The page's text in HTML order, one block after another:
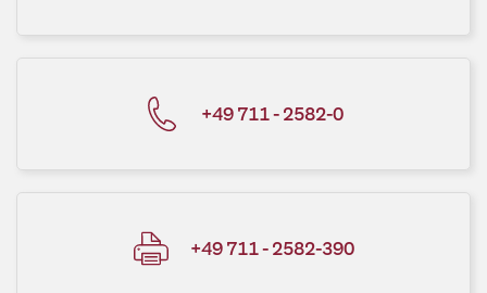
+49 711 - 2582-0
+49 711 - 2582-390